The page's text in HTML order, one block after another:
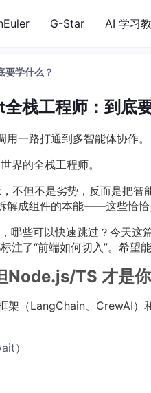
G-Star AI 学习
要学什么？
栈工程师：到底
一路打通到多智能体协作。
界的全栈工程师。
不但不是劣势，反而是把智
解成组件的本能——这些恰恰
哪些可以快速跳过？今天这
了“前端如何切入”。希望
Node.js/TS 才是
（LangChain、CrewAI）
）